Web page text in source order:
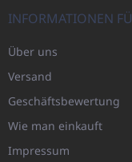
INFORMATIONEN
Über uns
Versand
Geschäftsbewertung
Wie man einkauft
Impressum